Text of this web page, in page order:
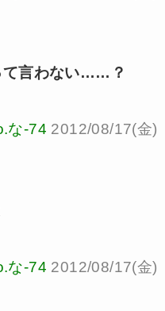
て言わない……？
な-74 2012/08/17(金)
な-74 2012/08/17(金)